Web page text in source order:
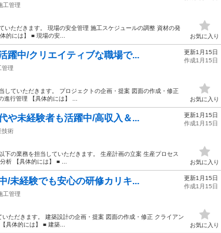
工管理
いただきます。 現場の安全管理 施工スケジュールの調整 資材の発
的には】 ■ 現場の安...
お気に入り
躍中/クリエイティブな職場で...
管理
していただきます。 プロジェクトの企画・提案 図面の作成・修正
行管理 【具体的には】 ...
更新1月15日
作成1月15日
お気に入り
や未経験者も活躍中/高収入＆...
技術
の業務を担当していただきます。 生産計画の立案 生産プロセス
析 【具体的には】 ■ ...
更新1月15日
作成1月15日
お気に入り
/未経験でも安心の研修カリキ...
工管理
ただきます。 建築設計の企画・提案 図面の作成・修正 クライアン
具体的には】 ■ 建築...
更新1月15日
作成1月15日
お気に入り